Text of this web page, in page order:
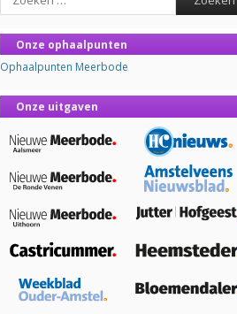
Onze ophaalpunten
Ophaalpunten Meerbode
Onze uitgaven